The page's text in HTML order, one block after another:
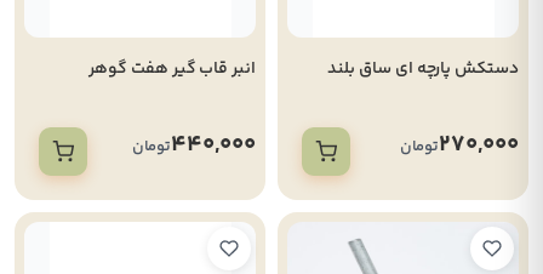
دستکش پارچه ای ساق بلند
270,000تومان
انبر قاب گیر هفت گوهر
440,000تومان